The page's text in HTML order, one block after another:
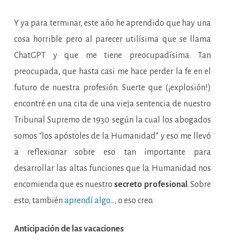
Y ya para terminar, este año he aprendido que hay una
cosa horrible pero al parecer utilísima que se llama
ChatGPT y que me tiene preocupadísima. Tan
preocupada, que hasta casi me hace perder la fe en el
futuro de nuestra profesión. Suerte que (¡explosión!)
encontré en una cita de una vieja sentencia de nuestro
Tribunal Supremo de 1930 según la cual los abogados
somos “los apóstoles de la Humanidad” y eso me llevó
a reflexionar sobre eso tan importante para
desarrollar las altas funciones que la Humanidad nos
encomienda que es nuestro secreto profesional . Sobre
esto, también aprendí algo…, o eso creo.
Anticipación de las vacaciones